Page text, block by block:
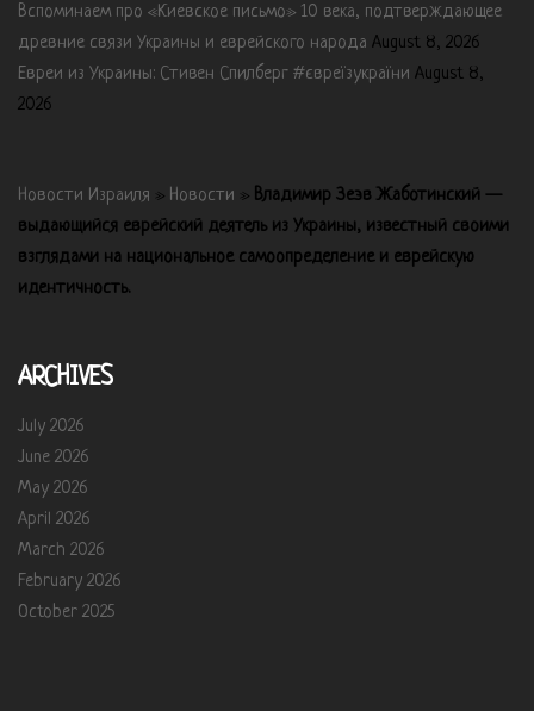
Вспоминаем про «Киевское письмо» 10 века, подтверждающее
древние связи Украины и еврейского народа August 8, 2026
Евреи из Украины: Стивен Спилберг #євреїзукраїни August 8,
2026
Новости Израиля » Новости » Владимир Зеэв Жаботинский —
выдающийся еврейский деятель из Украины, известный своими
взглядами на национальное самоопределение и еврейскую
идентичность.
ARCHIVES
July 2026
June 2026
May 2026
April 2026
March 2026
February 2026
October 2025